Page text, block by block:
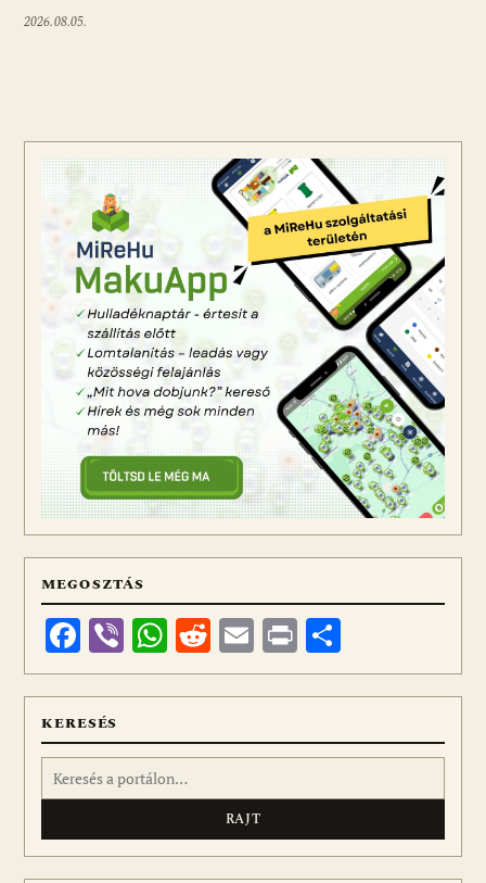
2026.08.05.
MEGOSZTÁS
Facebook
ViberWhatsApp
Reddit
Email
Print
meg
KERESÉS
Keresés: